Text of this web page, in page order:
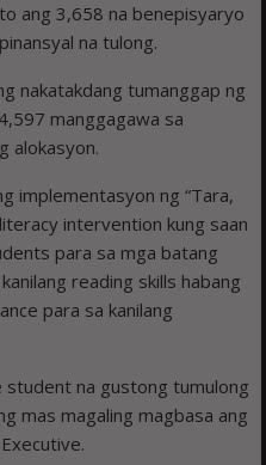
ang 3,658 na benepisyaryo
na tulong.
nakatakdang tumanggap ng
manggagawa sa
alokasyon.
implementasyon ng “Tara,
intervention kung saan
para sa mga batang
reading skills habang
para sa kanilang
student na gustong tumulong
mas magaling magbasa ang